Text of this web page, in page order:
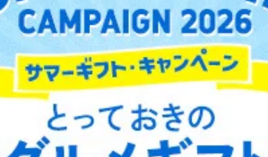
上または児童の健全な育成の推進のため
ある場合であって、本人の同意を得るこ
る場合。
くは地方公共団体またはその委託を受け
定める事務を遂行することに対して協力
場合であって、本人の同意を得ること
務の遂行に支障を及ぼすおそれがあると
用目的を実施するために守秘義務を結ん
総合案内
採用情報
お問い合わせ